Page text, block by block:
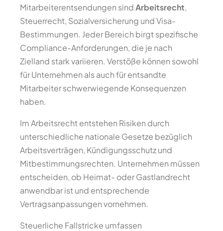
Mitarbeiterentsendungen sindArbeitsrecht,
Steuerrecht, Sozialversicherung und Visa-
Bestimmungen. Jeder Bereich birgt spezifische
Compliance-Anforderungen, die je nach
Zielland stark variieren. Verstöße können sowohl
für Unternehmen als auch für entsandte
Mitarbeiter schwerwiegende Konsequenzen
haben.
Im Arbeitsrecht entstehen Risiken durch
unterschiedliche nationale Gesetze bezüglich
Arbeitsverträgen, Kündigungsschutz und
Mitbestimmungsrechten. Unternehmen müssen
entscheiden, ob Heimat- oder Gastlandrecht
anwendbar ist und entsprechende
Vertragsanpassungen vornehmen.
Steuerliche Fallstricke umfassen